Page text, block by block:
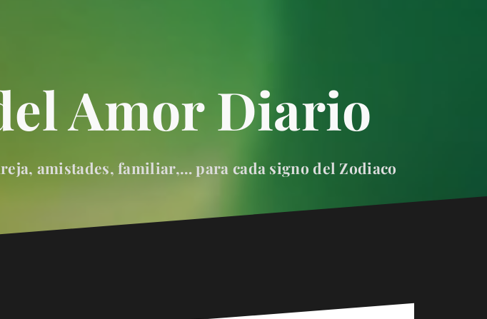
Amor Diario
amistades, familiar,… para cada signo del Zodiaco